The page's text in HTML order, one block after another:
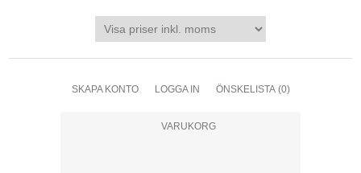
SKAPA KONTO LOGGA IN ÖNSKELISTA (0)
VARUKORG